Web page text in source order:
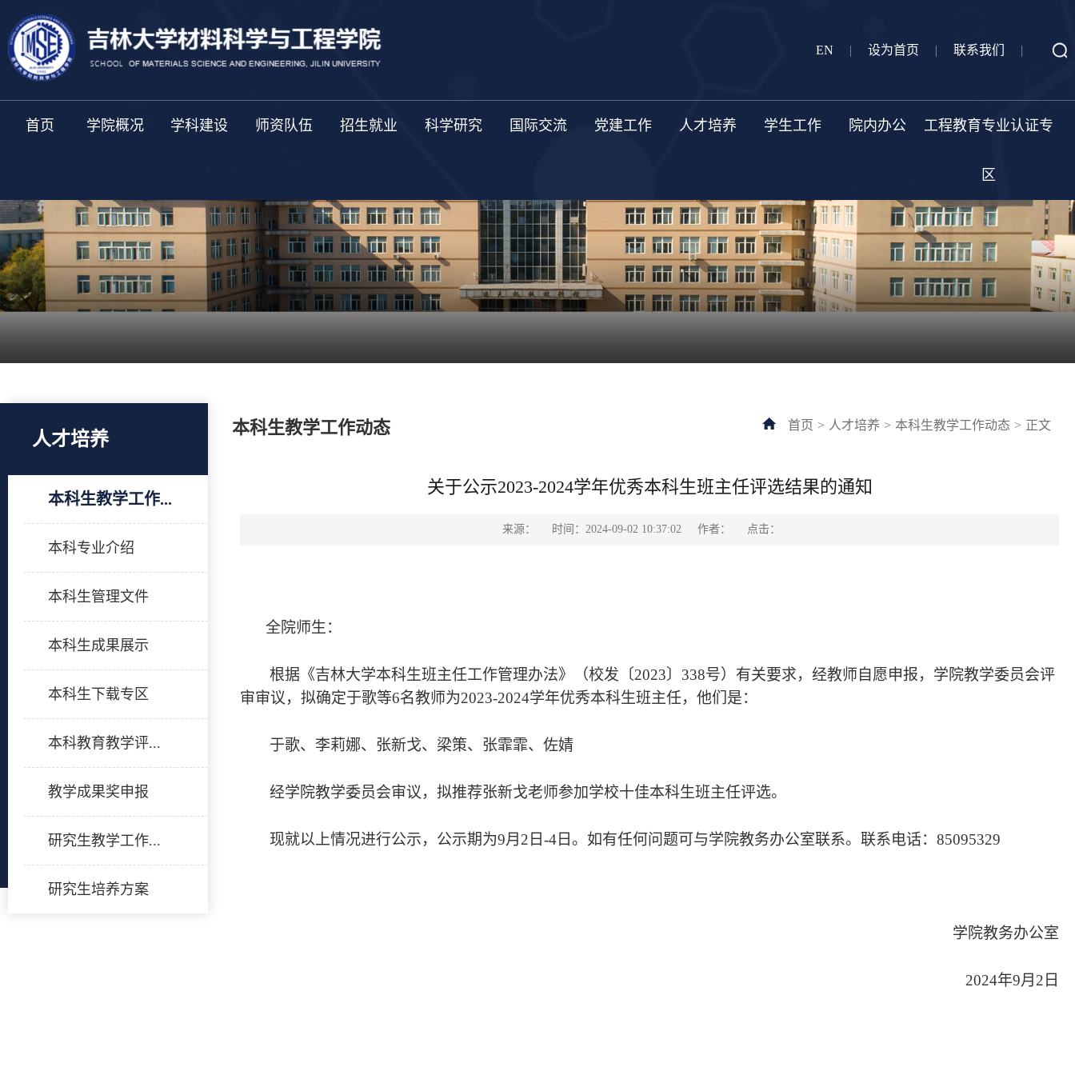
EN | 设为首页 | 联系我们 |
首页 学院概况 学科建设 师资队伍 招生就业 科学研究 国际交流 党建工作 人才培养 学生工作 院内办公 工程教育专业认证专
区
人才培养
本科生教学工作...
本科专业介绍
本科生管理文件
本科生成果展示
本科生下载专区
本科教育教学评...
教学成果奖申报
研究生教学工作...
研究生培养方案
本科生教学工作动态 首页 > 人才培养 > 本科生教学工作动态 > 正文
关于公示2023-2024学年优秀本科生班主任评选结果的通知
来源： 时间：2024-09-02 10:37:02 作者： 点击：
全院师生：
根据《吉林大学本科生班主任工作管理办法》（校发〔2023〕338号）有关要求，经教师自愿申报，学院教学委员会评
审审议，拟确定于歌等6名教师为2023-2024学年优秀本科生班主任，他们是：
于歌、李莉娜、张新戈、梁策、张霏霏、佐婧
经学院教学委员会审议，拟推荐张新戈老师参加学校十佳本科生班主任评选。
现就以上情况进行公示，公示期为9月2日-4日。如有任何问题可与学院教务办公室联系。联系电话：85095329
学院教务办公室
2024年9月2日